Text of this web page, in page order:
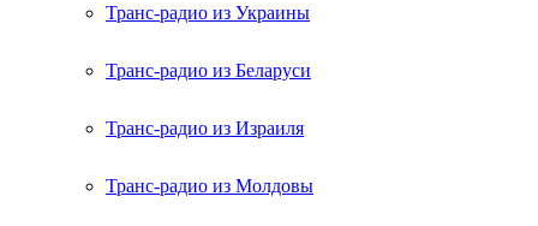
Транс-радио из Украины
Транс-радио из Беларуси
Транс-радио из Израиля
Транс-радио из Молдовы